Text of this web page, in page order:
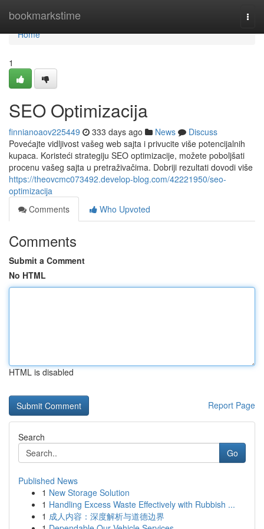
bookmarkstime
Home
Home
1
SEO Optimizacija
finnianoaov225449 333 days ago News
Discuss
Povećajte vidljivost vašeg web sajta i privucite više potencijalnih
kupaca. Koristeći strategiju SEO optimizacije, možete poboljšati
procenu vašeg sajta u pretraživačima. Dobriji rezultati dovodi više
https://theovcmc073492.develop-blog.com/42221950/seo-
optimizacija
Comments
Who Upvoted
Comments
Submit a Comment
No HTML
HTML is disabled
Report Page
Search
Go
Published News
1 New Storage Solution
1 Handling Excess Waste Effectively with Rubbish ...
1 成人内容：深度解析与道德边界